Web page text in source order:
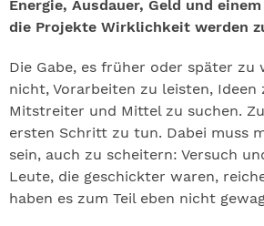
Energie, Ausdauer, Geld und
die Projekte Wirklichkeit werden
Die Gabe, es früher oder später zu
nicht, Vorarbeiten zu leisten, Ideen
Mitstreiter und Mittel zu suchen.
ersten Schritt zu tun. Dabei muss
sein, auch zu scheitern: Versuch
Leute, die geschickter waren,
haben es zum Teil eben nicht